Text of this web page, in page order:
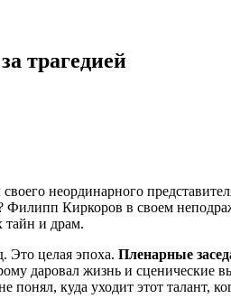
трагедией
неординарного
Филипп Киркоров в своем
тайн и драм.
Это целая эпоха. Пленарные
даровал жизнь и сценические
понял, куда уходит этот талант,